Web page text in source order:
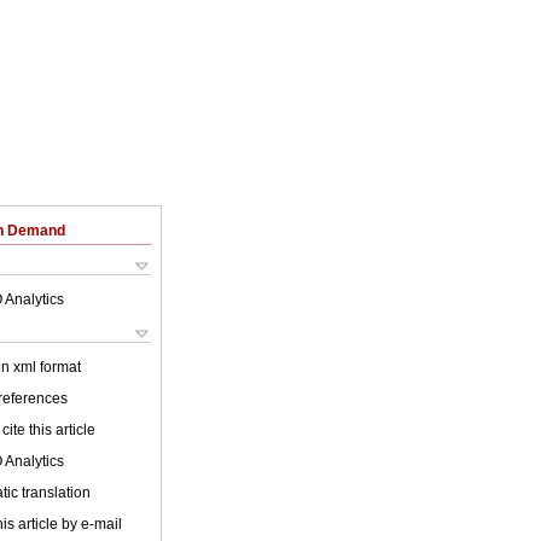
Demand
Analytics
xml format
this article
Analytics
translation
article by e-mail